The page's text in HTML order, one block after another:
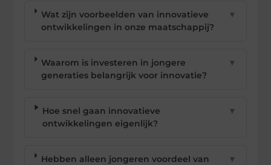
Wat zijn voorbeelden van innovatieve
ontwikkelingen in onze maatschappij?
▼
Waarom is investeren in jongere
generaties belangrijk voor innovatie?
▼
Hoe snel gaan innovatieve
ontwikkelingen eigenlijk?
▼
Hebben alleen jongeren voordeel van
▼